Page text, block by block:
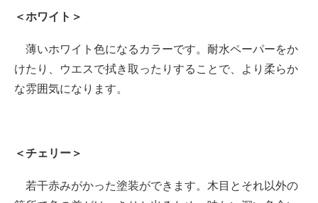
＜ホワイト＞
薄いホワイト色になるカラーです。耐水ペーパーをか
けたり、ウエスで拭き取ったりすることで、より柔らか
な雰囲気になります。
＜チェリー＞
若干赤みがかった塗装ができます。木目とそれ以外の